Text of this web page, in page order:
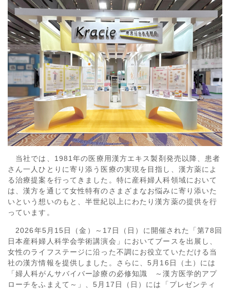
当社では、1981年の医療用漢方エキス製剤発売以降、患者
さん一人ひとりに寄り添う医療の実現を目指し、漢方薬によ
る治療提案を行ってきました。特に産科婦人科領域において
は、漢方を通じて女性特有のさまざまなお悩みに寄り添いた
いという想いのもと、半世紀以上にわたり漢方薬の提供を行
っています。
2026年5月15日（金）～17日（日）に開催された「第78回
日本産科婦人科学会学術講演会」においてブースを出展し、
女性のライフステージに沿った不調にお役立ていただける当
社の漢方情報を提供しました。さらに、5月16日（土）には
「婦人科がんサバイバー診療の必修知識 ～漢方医学的アプ
ローチをふまえて～」、5月17日（日）には「プレゼンティ